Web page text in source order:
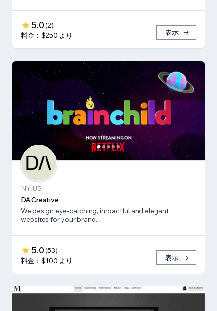
5.0 (2)
料金：$250 より
表示
NY, US
DA Creative
We design eye-catching, impactful and elegant
websites for your brand.
5.0 (53)
料金：$100 より
表示